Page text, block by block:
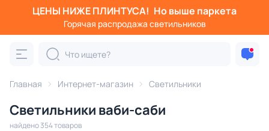
ЦЕНЫ НИЖЕ ПЛИНТУСА! Но выше паркета
Горячая распродажа светильников
Главная Интернет-магазин Светильники
Светильники ваби-саби
найдено 354 товаров
Фильтры
Категория:
Люстры Подвесные светильники